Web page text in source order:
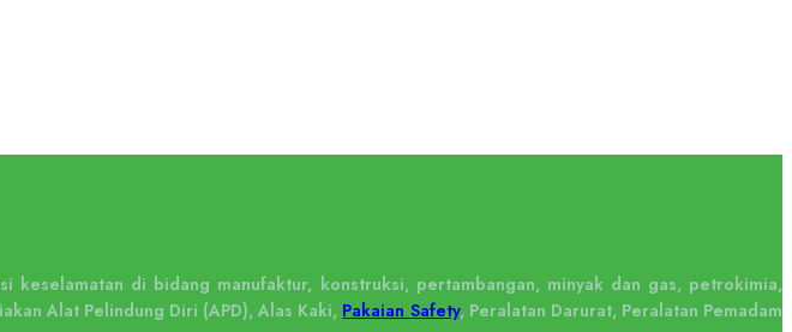
keselamatan di bidang manufaktur, konstruksi, pertambangan, minyak dan gas, petrokimia,
Alat Pelindung Diri (APD), Alas Kaki, Pakaian Safety, Peralatan Darurat, Peralatan Pemadam